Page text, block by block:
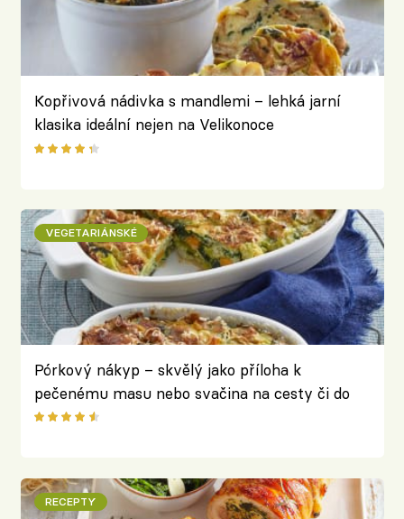
Kopřivová nádivka s mandlemi – lehká jarní
klasika ideální nejen na Velikonoce
VEGETARIÁNSKÉ
Pórkový nákyp – skvělý jako příloha k
pečenému masu nebo svačina na cesty či do
práce
RECEPTY